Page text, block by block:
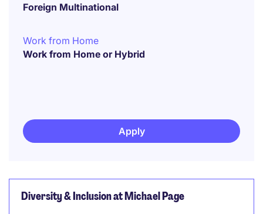
Foreign Multinational
Work from Home
Work from Home or Hybrid
Apply
Diversity & Inclusion at Michael Page